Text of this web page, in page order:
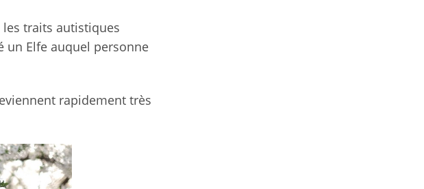
les traits autistiques
un Elfe auquel personne
rapidement très